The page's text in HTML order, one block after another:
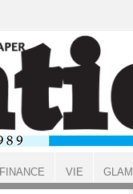
FINANCE VIE